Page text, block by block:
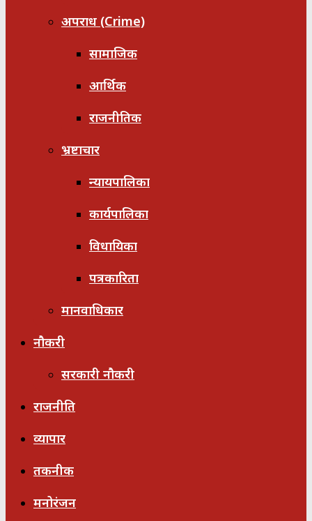
अपराध (Crime)
सामाजिक
आर्थिक
राजनीतिक
भ्रष्टाचार
न्यायपालिका
कार्यपालिका
विधायिका
पत्रकारिता
मानवाधिकार
नौकरी
सरकारी नौकरी
राजनीति
व्यापार
तकनीक
मनोरंजन